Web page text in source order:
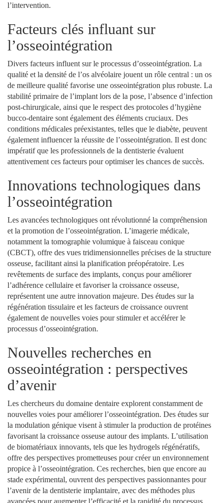
l’intervention.
Facteurs clés influant sur
l’osseointégration
Divers facteurs influent sur le processus d’osseointégration. La
qualité et la densité de l’os alvéolaire jouent un rôle central : un os
de meilleure qualité favorise une osseointégration plus robuste. La
stabilité primaire de l’implant lors de la pose, l’absence d’infection
post-chirurgicale, ainsi que le respect des protocoles d’hygiène
bucco-dentaire sont également des éléments cruciaux. Des
conditions médicales préexistantes, telles que le diabète, peuvent
également influencer la réussite de l’osseointégration. Il est donc
impératif que les professionnels de la dentisterie évaluent
attentivement ces facteurs pour optimiser les chances de succès.
Innovations technologiques dans
l’osseointégration
Les avancées technologiques ont révolutionné la compréhension
et la promotion de l’osseointégration. L’imagerie médicale,
notamment la tomographie volumique à faisceau conique
(CBCT), offre des vues tridimensionnelles précises de la structure
osseuse, facilitant ainsi la planification préopératoire. Les
revêtements de surface des implants, conçus pour améliorer
l’adhérence cellulaire et favoriser la croissance osseuse,
représentent une autre innovation majeure. Des études sur la
régénération tissulaire et les facteurs de croissance ouvrent
également de nouvelles voies pour stimuler et accélérer le
processus d’osseointégration.
Nouvelles recherches en
osseointégration : perspectives
d’avenir
Les chercheurs du domaine dentaire explorent constamment de
nouvelles voies pour améliorer l’osseointégration. Des études sur
la modulation génique visent à stimuler la production de protéines
favorisant la croissance osseuse autour des implants. L’utilisation
de biomatériaux innovants, tels que les hydrogels régénératifs,
offre des perspectives prometteuses pour créer un environnement
propice à l’osseointégration. Ces recherches, bien que encore au
stade expérimental, ouvrent des perspectives passionnantes pour
l’avenir de la dentisterie implantaire, avec des méthodes plus
avancées pour augmenter l’efficacité et la rapidité du processus